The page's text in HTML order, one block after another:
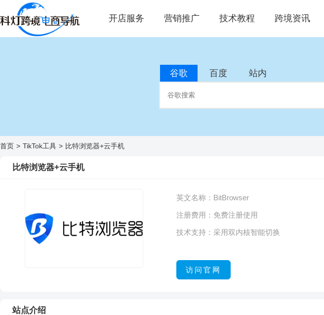
开店服务 营销推广 技术教程 跨境资讯
谷歌 百度 站内
首页 > TikTok工具 > 比特浏览器+云手机
比特浏览器+云手机
英文名称： BitBrowser
注册费用： 免费注册使用
技术支持： 采用双内核智能切换
访问官网
站点介绍